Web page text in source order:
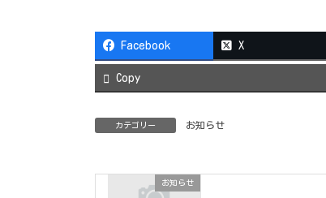
Facebook X
Copy
カテゴリー お知らせ
お知らせ